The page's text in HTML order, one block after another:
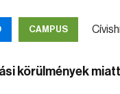
CAMPUS
körülmények